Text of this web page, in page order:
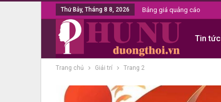
Thứ Bảy, Tháng 8 8, 2026 Bảng giá quảng cáo
Tin tức
Trang chủ Giải trí Trang 2